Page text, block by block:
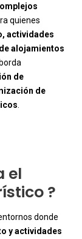
quienes
actividades
alojamientos
de
de
el
?
donde
y actividades